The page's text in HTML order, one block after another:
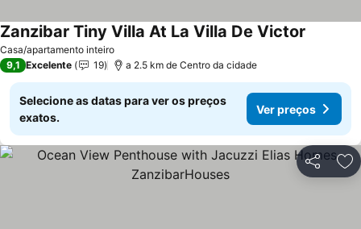
Casa/apartamento inteiro
Zanzibar Tiny Villa At La Villa De Victor
9,1 Excelente 19 a 2.5 km de Centro da cidade
Selecione as datas para ver os preços
exatos.
Ver preços
Partilhar